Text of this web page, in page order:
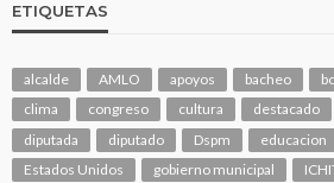
ETIQUETAS
alcalde AMLO apoyos bacheo
clima
congreso cultura destacado
diputada
diputado Dspm educacion
Estados Unidos
gobierno municipal